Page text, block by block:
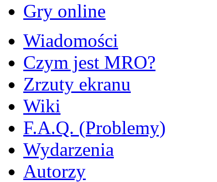
Gry online
Wiadomości
Czym jest MRO?
Zrzuty ekranu
Wiki
F.A.Q. (Problemy)
Wydarzenia
Autorzy